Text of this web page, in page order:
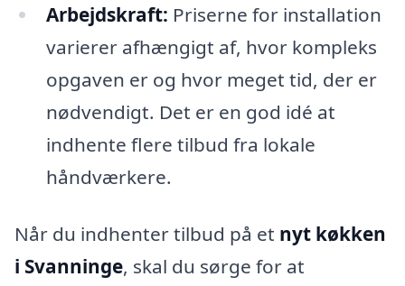
Arbejdskraft: Priserne for installation
varierer afhængigt af, hvor kompleks
opgaven er og hvor meget tid, der er
nødvendigt. Det er en god idé at
indhente flere tilbud fra lokale
håndværkere.
Når du indhenter tilbud på et nyt køkken
i Svanninge, skal du sørge for at